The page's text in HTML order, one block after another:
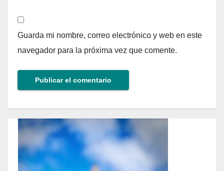
Guarda mi nombre, correo electrónico y web en este
navegador para la próxima vez que comente.